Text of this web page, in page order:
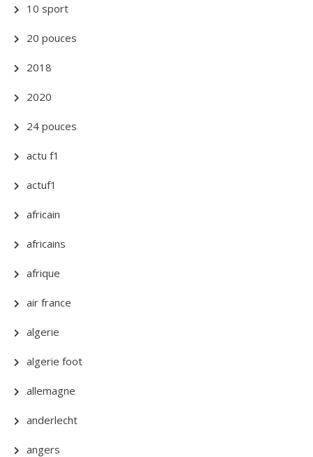
10 sport
20 pouces
2018
2020
24 pouces
actu f1
actuf1
africain
africains
afrique
air france
algerie
algerie foot
allemagne
anderlecht
angers